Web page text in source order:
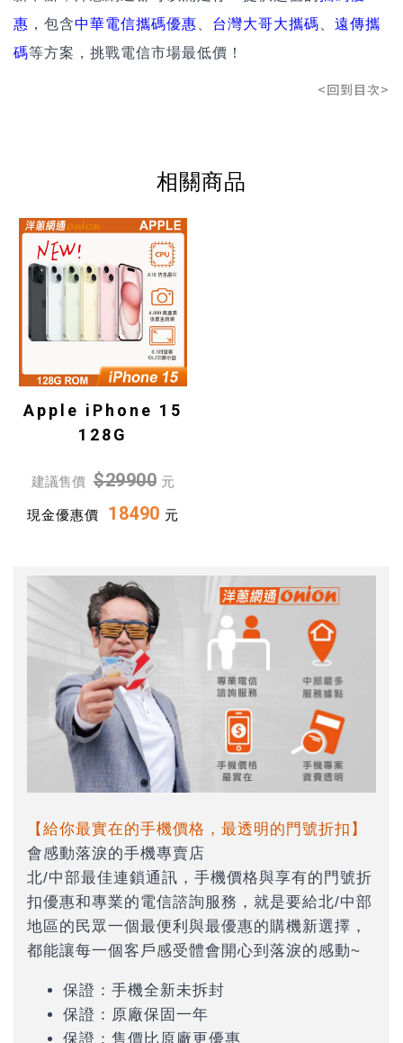
惠 ，包含中華電信攜碼優惠、 台灣大哥大攜碼、 遠傳攜
碼等方案，挑戰電信市場最低價！
<回到目次>
相關商品
Apple iPhone 15
128G
建議售價 $29900 元
現金優惠價 18490 元
【給你最實在的手機價格，最透明的門號折扣】
會感動落淚的手機專賣店
北/中部最佳連鎖通訊，手機價格與享有的門號折
扣優惠和專業的電信諮詢服務，就是要給北/中部
地區的民眾一個最便利與最優惠的購機新選擇，
都能讓每一個客戶感受體會開心到落淚的感動~
保證：手機全新未拆封
保證：原廠保固一年
保證：售價比原廠更優惠